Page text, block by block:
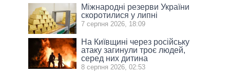
Міжнародні резерви України
скоротилися у липні
7 серпня 2026, 18:09
На Київщині через російську
атаку загинули троє людей,
серед них дитина
8 серпня 2026, 02:53